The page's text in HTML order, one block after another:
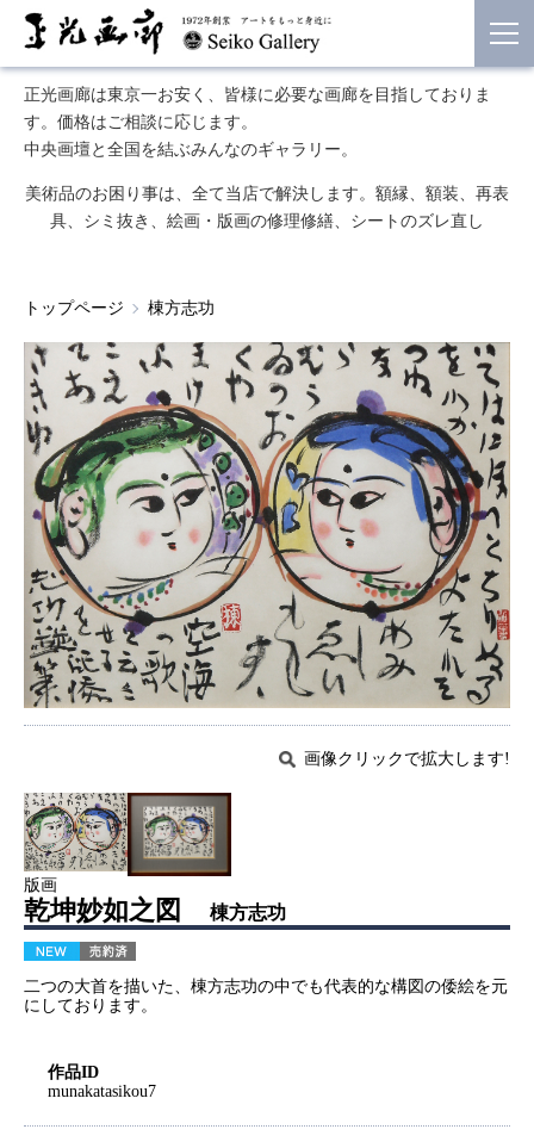
正光画廊は東京一お安く、皆様に必要な画廊を目指しておりま
す。価格はご相談に応じます。
中央画壇と全国を結ぶみんなのギャラリー。
美術品のお困り事は、全て当店で解決します。額縁、額装、再表
具、シミ抜き、絵画・版画の修理修繕、シートのズレ直し
トップページ 棟方志功
画像クリックで拡大します!
版画
乾坤妙如之図 棟方志功
二つの大首を描いた、棟方志功の中でも代表的な構図の倭絵を元
にしております。
作品ID
munakatasikou7